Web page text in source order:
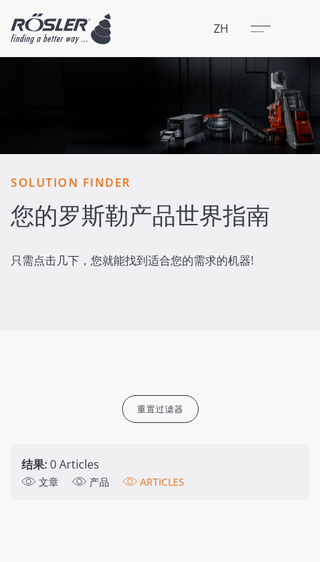
ZH 菜单
关闭
SOLUTION FINDER
您的罗斯勒产品世界指南
只需点击几下，您就能找到适合您的需求的机器!
重置过滤器
结果:0 Articles
文章 产品 ARTICLES